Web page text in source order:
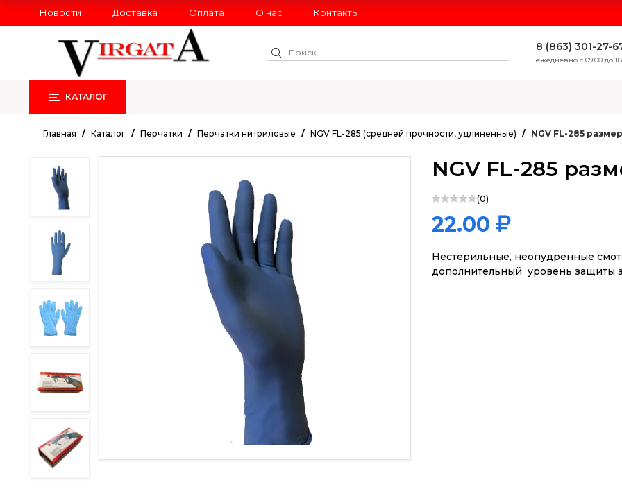
Новости Доставка Оплата О нас Контакты
8 (863) 301-27-
ежедневно с 09:00 до
КАТАЛОГ
Главная Каталог Перчатки Перчатки нитриловые NGV FL-285 (средней прочности, удлиненные) NGV FL-285
NGV FL-285
(0)
22.00
Нестерильные, неопудренные
дополнительный уровень защиты